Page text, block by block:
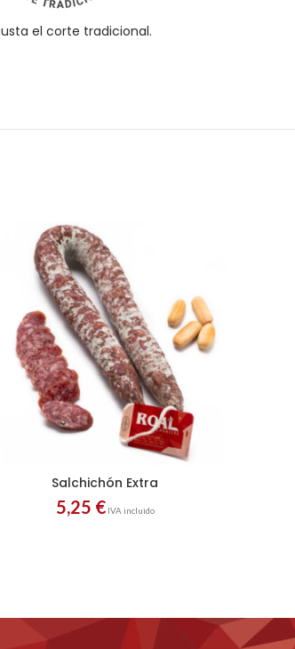
el corte tradicional.
Salchichón Extra
5,25 € IVA incluido